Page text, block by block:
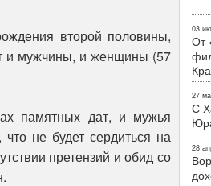
второй половины,
и мужчины, и женщины (57
памятных дат, и мужья
не будет сердиться на
претензий и обид со
03
От
27
С
28